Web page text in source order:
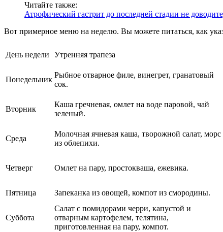
Читайте также:
Атрофический гастрит до последней стадии не
Вот примерное меню на неделю. Вы можете питаться, как
День недели Утренняя трапеза
Понедельник
Рыбное отварное филе, винегрет, гранатовый
сок.
Вторник
Каша гречневая, омлет на воде паровой, чай
зеленый.
Среда
Молочная ячневая каша, творожной салат, морс
из облепихи.
Четверг Омлет на пару, простокваша, ежевика.
Пятница Запеканка из овощей, компот из смородины.
Суббота
Салат с помидорами черри, капустой и
отварным картофелем, телятина,
приготовленная на пару, компот.